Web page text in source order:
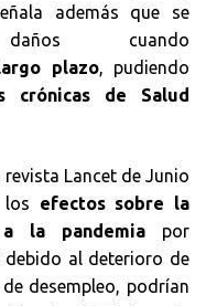
además que se
cuando
plazo, pudiendo
crónicas de Salud
Lancet de Junio
los efectos sobre la
la pandemia por
debido al deterioro de
desempleo, podrían